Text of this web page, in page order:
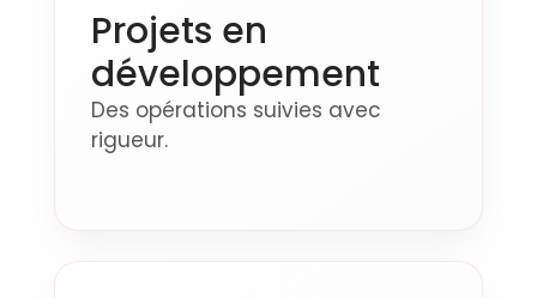
Projets en
développement
Des opérations suivies avec
rigueur.